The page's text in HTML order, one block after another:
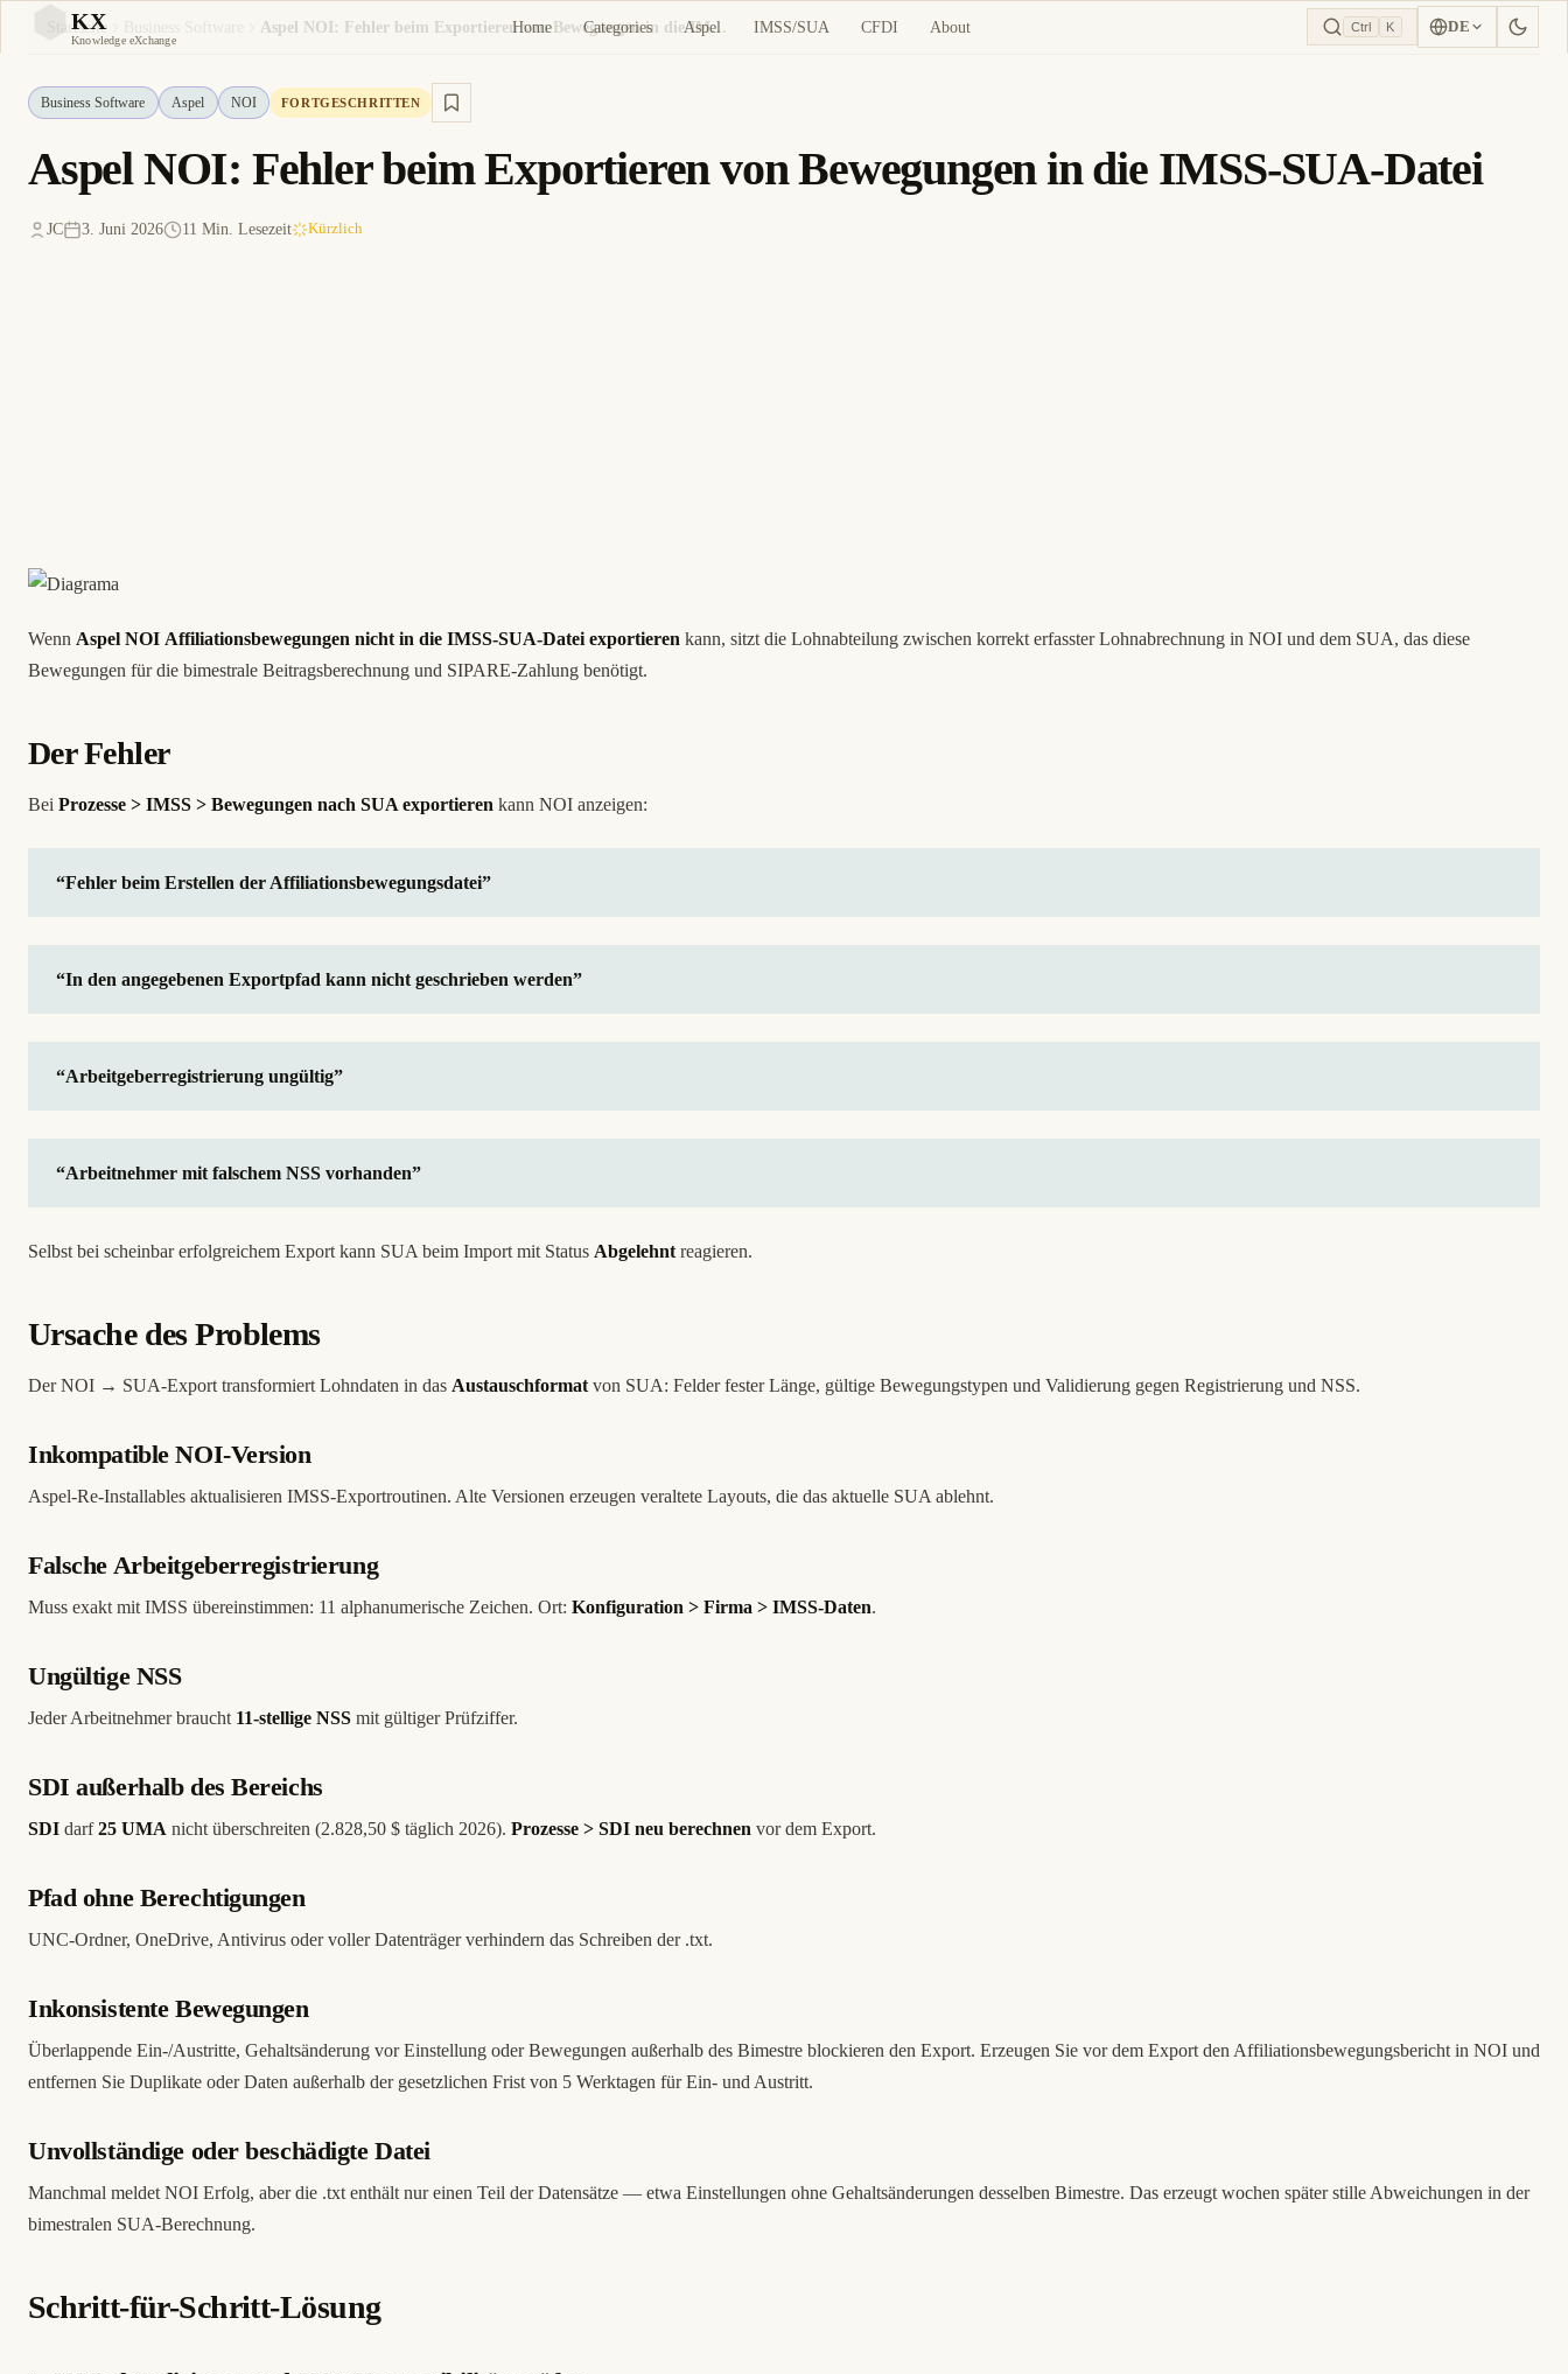
KX
Knowledge eXchange
Home Categories Aspel IMSS/SUA CFDI About Ctrl K DE
Startseite Aspel NOI: Fehler beim Exportieren von Bewegungen in die IMSS-SUA-Datei
Business Software Aspel NOI FORTGESCHRITTEN
Aspel NOI: Fehler beim Exportieren von Bewegungen in die IMSS-SUA-Datei
JC 3. Juni 2026 11 Min. Lesezeit Kürzlich
Wenn Aspel NOI Affiliationsbewegungen nicht in die IMSS-SUA-Datei exportieren kann, sitzt die Lohnabteilung zwischen korrekt erfasster Lohnabrechnung in NOI und dem SUA, das diese
Bewegungen für die bimestrale Beitragsberechnung und SIPARE-Zahlung benötigt.
Der Fehler
Bei Prozesse > IMSS > Bewegungen nach SUA exportieren kann NOI anzeigen:
“Fehler beim Erstellen der Affiliationsbewegungsdatei”
“In den angegebenen Exportpfad kann nicht geschrieben werden”
“Arbeitgeberregistrierung ungültig”
“Arbeitnehmer mit falschem NSS vorhanden”
Selbst bei scheinbar erfolgreichem Export kann SUA beim Import mit Status Abgelehnt reagieren.
Ursache des Problems
Der NOI → SUA-Export transformiert Lohndaten in das Austauschformat von SUA: Felder fester Länge, gültige Bewegungstypen und Validierung gegen Registrierung und NSS.
Inkompatible NOI-Version
Aspel-Re-Installables aktualisieren IMSS-Exportroutinen. Alte Versionen erzeugen veraltete Layouts, die das aktuelle SUA ablehnt.
Falsche Arbeitgeberregistrierung
Muss exakt mit IMSS übereinstimmen: 11 alphanumerische Zeichen. Ort: Konfiguration > Firma > IMSS-Daten.
Ungültige NSS
Jeder Arbeitnehmer braucht 11-stellige NSS mit gültiger Prüfziffer.
SDI außerhalb des Bereichs
SDI darf25 UMA nicht überschreiten (2.828,50 $ täglich 2026). Prozesse > SDI neu berechnen vor dem Export.
Pfad ohne Berechtigungen
UNC-Ordner, OneDrive, Antivirus oder voller Datenträger verhindern das Schreiben der .txt.
Inkonsistente Bewegungen
Überlappende Ein-/Austritte, Gehaltsänderung vor Einstellung oder Bewegungen außerhalb des Bimestre blockieren den Export. Erzeugen Sie vor dem Export den Affiliationsbewegungsbericht in NOI und
entfernen Sie Duplikate oder Daten außerhalb der gesetzlichen Frist von 5 Werktagen für Ein- und Austritt.
Unvollständige oder beschädigte Datei
Manchmal meldet NOI Erfolg, aber die .txt enthält nur einen Teil der Datensätze — etwa Einstellungen ohne Gehaltsänderungen desselben Bimestre. Das erzeugt wochen später stille Abweichungen in der
bimestralen SUA-Berechnung.
Schritt-für-Schritt-Lösung